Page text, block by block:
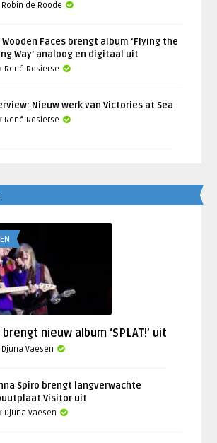
Robin de Roode
Wooden Faces brengt album ‘Flying the
Way’ analoog en digitaal uit
René Rosierse
Nieuw werk van Victories at Sea
René Rosierse
nieuw album ‘SPLAT!’ uit
Djuna Vaesen
Spiro brengt langverwachte
Visitor uit
Djuna Vaesen